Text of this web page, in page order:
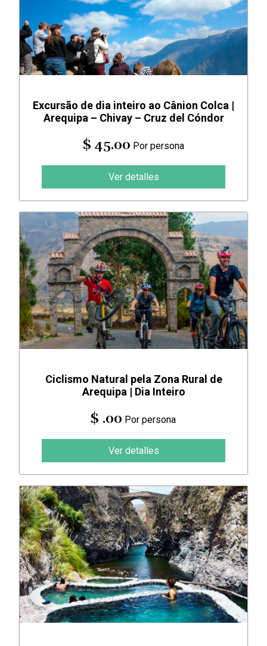
Excursão de dia inteiro ao Cânion Colca |
Arequipa – Chivay – Cruz del Cóndor
$ 45.00 Por persona
Ver detalles
Ciclismo Natural pela Zona Rural de
Arequipa | Dia Inteiro
$ .00 Por persona
Ver detalles